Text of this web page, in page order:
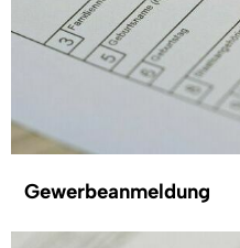
Gewerbeanmeldung